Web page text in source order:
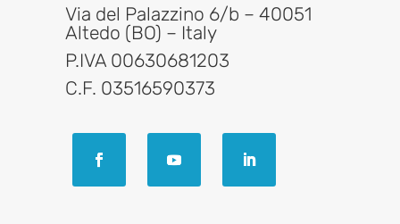
Via del Palazzino 6/b – 40051
Altedo (BO) – Italy
P.IVA 00630681203
C.F. 03516590373